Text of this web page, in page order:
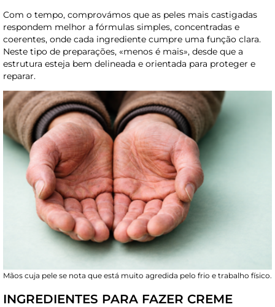
Com o tempo, comprovámos que as peles mais castigadas
respondem melhor a fórmulas simples, concentradas e
coerentes, onde cada ingrediente cumpre uma função clara.
Neste tipo de preparações, «menos é mais», desde que a
estrutura esteja bem delineada e orientada para proteger e
reparar.
Mãos cuja pele se nota que está muito agredida pelo frio e trabalho físico.
INGREDIENTES PARA FAZER CREME